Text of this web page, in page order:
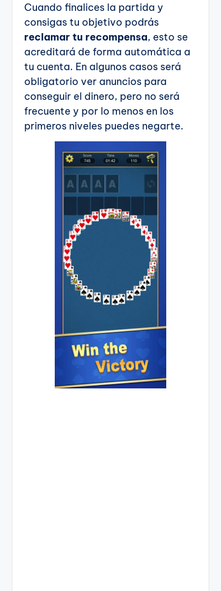
Cuando finalices la partida y
consigas tu objetivo podrás
reclamar tu recompensa, esto se
acreditará de forma automática a
tu cuenta. En algunos casos será
obligatorio ver anuncios para
conseguir el dinero, pero no será
frecuente y por lo menos en los
primeros niveles puedes negarte.